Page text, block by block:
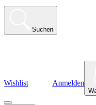
Suchen
Wishlist Anmelden